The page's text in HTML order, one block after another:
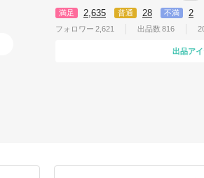
満足 2,635 普通 28 不満 2
フォロワー 2,621 出品数 816
出品ア